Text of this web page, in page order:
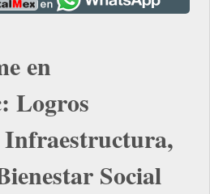
en
Logros
Social